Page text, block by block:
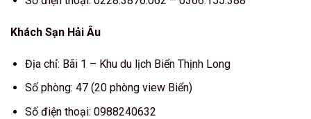
Khách Sạn Hải Âu
Địa chỉ: Bãi 1 – Khu du lịch Biển Thịnh Long
Số phòng: 47 (20 phòng view Biển)
Số điện thoại: 0988240632